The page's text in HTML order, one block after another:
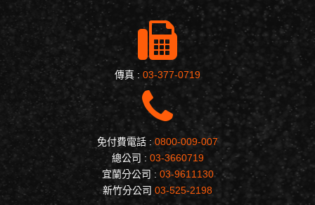
傳真 : 03-377-0719
免付費電話 :0800-009-007
總公司 : 03-3660719
宜蘭分公司 : 03-9611130
新竹分公司 03-525-2198